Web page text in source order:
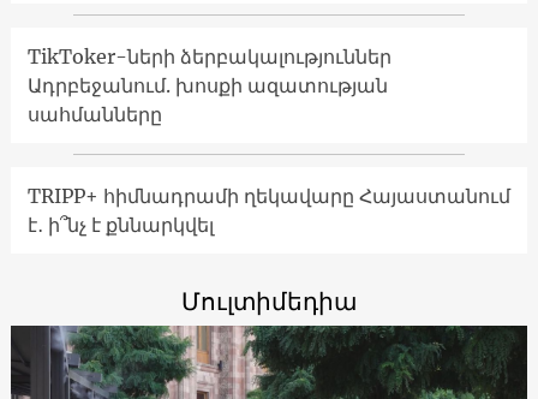
TikToker-ների ձերբակալություններ
Ադրբեջանում. խոսքի ազատության
սահմանները
TRIPP+ հիմնադրամի ղեկավարը Հայաստանում
է․ ի՞նչ է քննարկվել
Մուլտիմեդիա